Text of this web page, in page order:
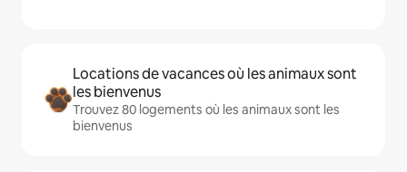
Locations de vacances où les animaux sont
les bienvenus
Trouvez 80 logements où les animaux sont les
bienvenus